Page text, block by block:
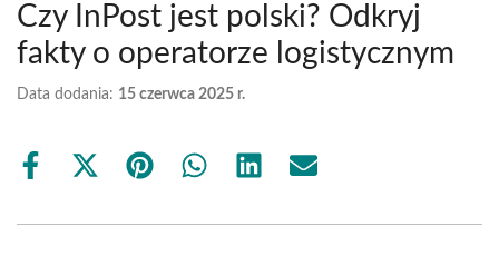
Czy InPost jest polski? Odkryj
fakty o operatorze logistycznym
Data dodania: 15 czerwca 2025 r.
Share
Share
(Twitter)
Share Share Share Share